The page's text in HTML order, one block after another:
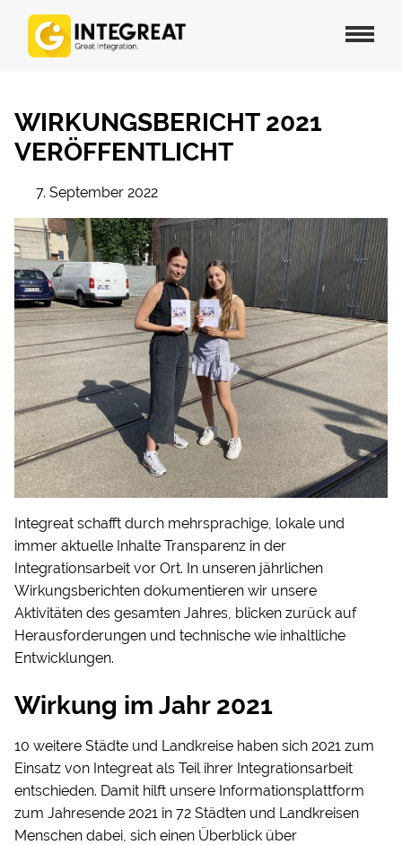
WIRKUNGSBERICHT 2021
VERÖFFENTLICHT
7. September 2022
Integreat schafft durch mehrsprachige, lokale und
immer aktuelle Inhalte Transparenz in der
Integrationsarbeit vor Ort. In unseren jährlichen
Wirkungsberichten dokumentieren wir unsere
Aktivitäten des gesamten Jahres, blicken zurück auf
Herausforderungen und technische wie inhaltliche
Entwicklungen.
Wirkung im Jahr 2021
10 weitere Städte und Landkreise haben sich 2021 zum
Einsatz von Integreat als Teil ihrer Integrationsarbeit
entschieden. Damit hilft unsere Informationsplattform
zum Jahresende 2021 in 72 Städten und Landkreisen
Menschen dabei, sich einen Überblick über